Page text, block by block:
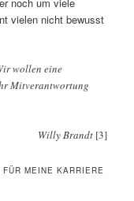
vielen nicht bewusst
wollen eine
Mitverantwortung
Willy Brandt [3]
MEINE KARRIERE